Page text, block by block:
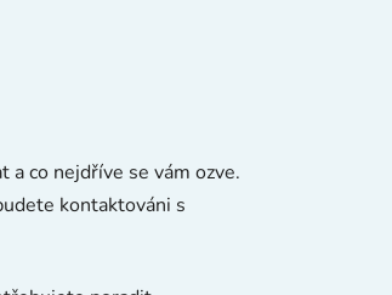
co nejdříve se vám ozve.
kontaktováni s